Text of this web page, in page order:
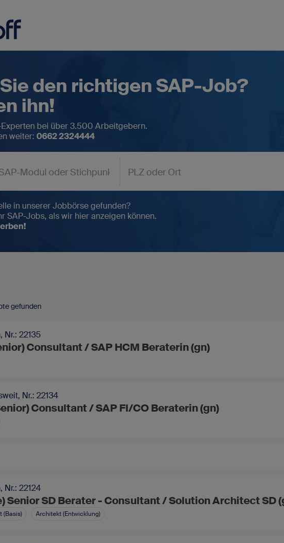
0662 2324444
Für SAP-Fachkräfte
Initiativ bewerben
den richtigen SAP-Job?
ihn!
bei über 3.500 Arbeitgebern.
weiter: 0662 2324444
in unserer Jobbörse gefunden?
SAP-Jobs, als wir hier anzeigen können.
gefunden
Nr.: 22135
Consultant / SAP HCM Beraterin (gn)
Nr.: 22134
Consultant / SAP FI/CO Beraterin (gn)
Nr.: 22124
Senior SD Berater - Consultant / Solution Architect SD
(Basis) Architekt (Entwicklung)